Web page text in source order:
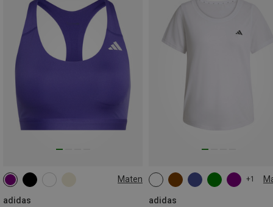
Maten
adidas
XS S
+1
adidas
XS M XL